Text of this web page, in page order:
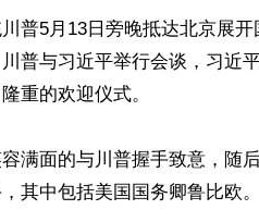
普5月13日旁晚抵达北京展
川普与习近平举行会谈，习近
重的欢迎仪式。
满面的与川普握手致意，随
其中包括美国国务卿鲁比欧。